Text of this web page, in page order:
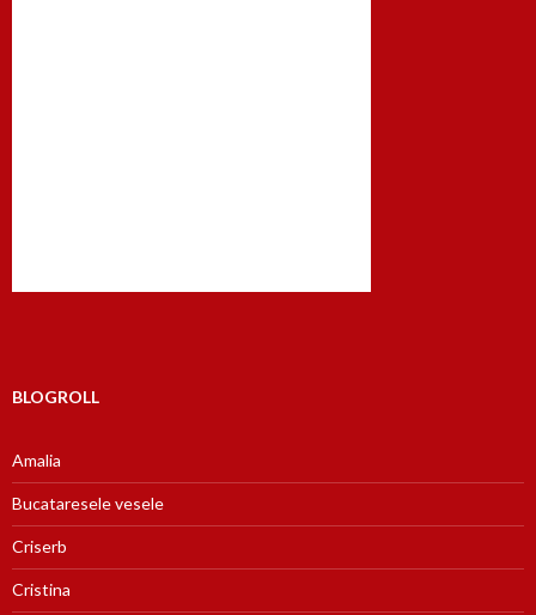
BLOGROLL
Amalia
Bucataresele vesele
Criserb
Cristina